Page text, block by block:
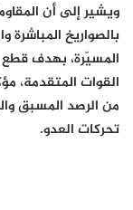
ويشير إلى أن
بالصواريخ المباشرة
المسيّرة، بهدف قطع
القوات المتقدمة،
من الرصد المسبق
تحركات العدو.